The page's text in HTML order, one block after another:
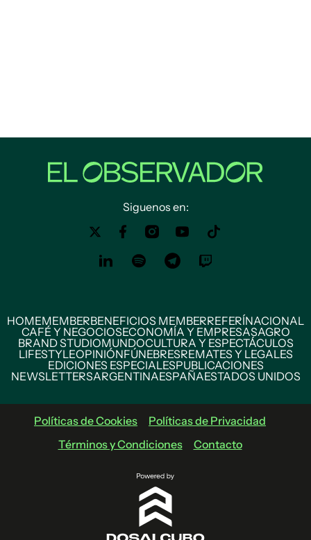
Siguenos en:
HOMEMEMBERBENEFICIOS MEMBERREFERÍNACIONAL
CAFÉ Y NEGOCIOSECONOMÍA Y EMPRESASAGRO
BRAND STUDIOMUNDOCULTURA Y ESPECTÁCULOS
LIFESTYLEOPINIÓNFÚNEBRESREMATES Y LEGALES
EDICIONES ESPECIALESPUBLICACIONES
NEWSLETTERSARGENTINAESPAÑAESTADOS UNIDOS
Políticas de Cookies
Políticas de Privacidad
Términos y Condiciones
Contacto